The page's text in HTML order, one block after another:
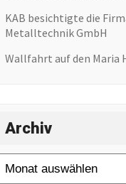
KAB besichtigte die
Metalltechnik GmbH
Wallfahrt auf den Maria
Archiv
Archiv